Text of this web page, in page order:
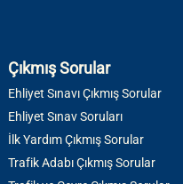
Çıkmış Sorular
Ehliyet Sınavı Çıkmış Sorular
Ehliyet Sınav Soruları
İlk Yardım Çıkmış Sorular
Trafik Adabı Çıkmış Sorular